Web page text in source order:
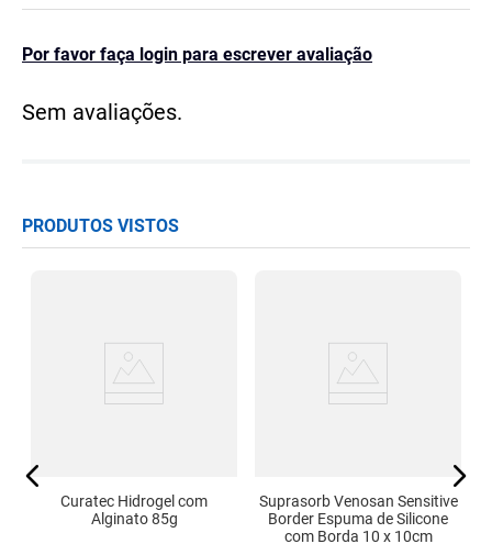
Por favor faça login para escrever avaliação
Sem avaliações.
PRODUTOS VISTOS
Curatec Hidrogel com
Alginato 85g
Suprasorb Venosan Sensitive
Border Espuma de Silicone
com Borda 10 x 10cm